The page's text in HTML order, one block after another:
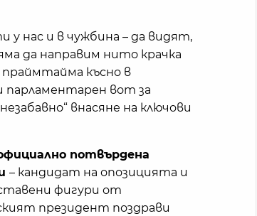
у нас и в чужбина – да видят,
да направим нито крачка
праймтайма късно в
парламентарен вот за
внасяне на ключови
потвърдена
– кандидат на опозицията и
фигури от
президент поздрави